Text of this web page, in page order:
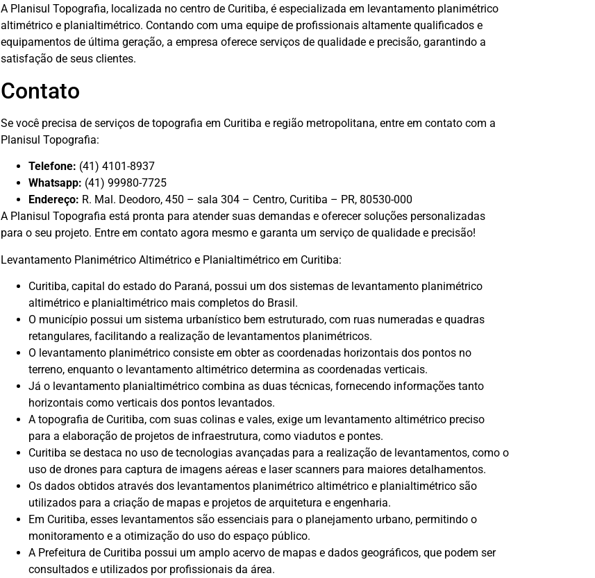
A Planisul Topografia, localizada no centro de Curitiba, é especializada em levantamento planimétrico
altimétrico e planialtimétrico. Contando com uma equipe de profissionais altamente qualificados e
equipamentos de última geração, a empresa oferece serviços de qualidade e precisão, garantindo a
satisfação de seus clientes.
Contato
Se você precisa de serviços de topografia em Curitiba e região metropolitana, entre em contato com a
Planisul Topografia:
Telefone: (41) 4101-8937
Whatsapp: (41) 99980-7725
Endereço: R. Mal. Deodoro, 450 – sala 304 – Centro, Curitiba – PR, 80530-000
A Planisul Topografia está pronta para atender suas demandas e oferecer soluções personalizadas
para o seu projeto. Entre em contato agora mesmo e garanta um serviço de qualidade e precisão!
Levantamento Planimétrico Altimétrico e Planialtimétrico em Curitiba:
Curitiba, capital do estado do Paraná, possui um dos sistemas de levantamento planimétrico
altimétrico e planialtimétrico mais completos do Brasil.
O município possui um sistema urbanístico bem estruturado, com ruas numeradas e quadras
retangulares, facilitando a realização de levantamentos planimétricos.
O levantamento planimétrico consiste em obter as coordenadas horizontais dos pontos no
terreno, enquanto o levantamento altimétrico determina as coordenadas verticais.
Já o levantamento planialtimétrico combina as duas técnicas, fornecendo informações tanto
horizontais como verticais dos pontos levantados.
A topografia de Curitiba, com suas colinas e vales, exige um levantamento altimétrico preciso
para a elaboração de projetos de infraestrutura, como viadutos e pontes.
Curitiba se destaca no uso de tecnologias avançadas para a realização de levantamentos, como o
uso de drones para captura de imagens aéreas e laser scanners para maiores detalhamentos.
Os dados obtidos através dos levantamentos planimétrico altimétrico e planialtimétrico são
utilizados para a criação de mapas e projetos de arquitetura e engenharia.
Em Curitiba, esses levantamentos são essenciais para o planejamento urbano, permitindo o
monitoramento e a otimização do uso do espaço público.
A Prefeitura de Curitiba possui um amplo acervo de mapas e dados geográficos, que podem ser
consultados e utilizados por profissionais da área.